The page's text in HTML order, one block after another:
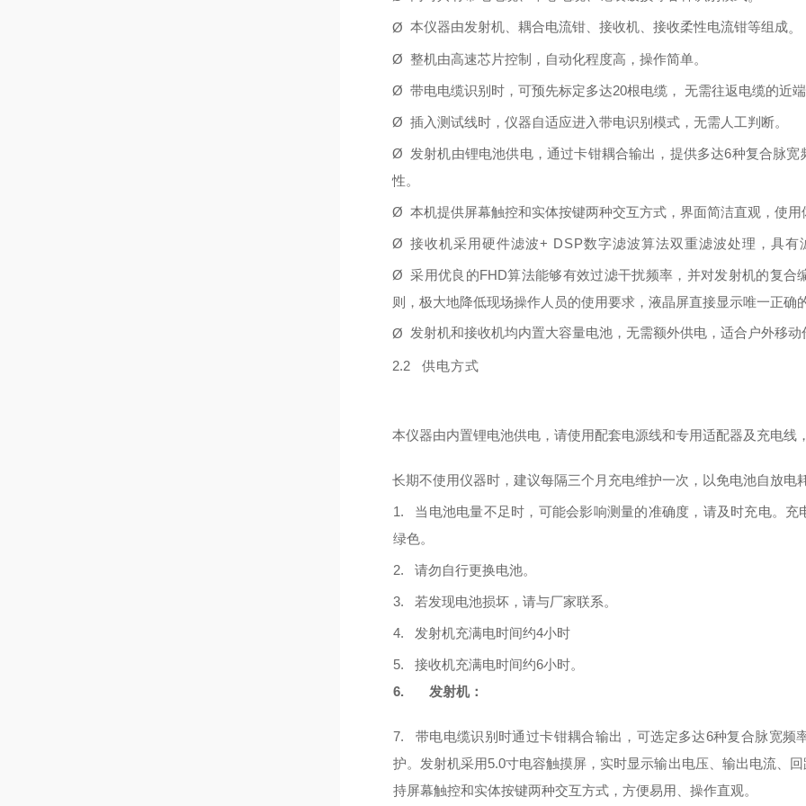
Ø 本仪器由发射机、耦合电流钳、接收机、接收柔性电流钳等组成。
Ø 整机由⾼速芯⽚控制，⾃动化程度⾼，操作简单。
Ø 带电电缆识别时，可预先标定多达20根电缆， ⽆需往返电缆的近
Ø 插⼊测试线时，仪器⾃适应进⼊带电识别模式，⽆需⼈⼯判断。
Ø 发射机由锂电池供电，通过卡钳耦合输出，提供多达6种复合脉
性。
Ø 本机提供屏幕触控和实体按键两种交互⽅式，界⾯简洁直观，使⽤
Ø 接收机采⽤硬件滤波+ DSP数字滤波算法双重滤波处理，具有
Ø 采⽤优良的FHD算法能够有效过滤⼲扰频率，并对发射机的复
则，极⼤地降低现场操作⼈员的使⽤要求，液晶屏直接显示唯⼀正确
Ø 发射机和接收机均内置⼤容量电池，⽆需额外供电，适合户外移动
2.2 供电⽅式
本仪器由内置锂电池供电，请使⽤配套电源线和专⽤适配器及充电线
⻓期不使⽤仪器时，建议每隔三个⽉充电维护⼀次，以免电池⾃放电
1.
当电池电量不⾜时，可能会影响测量的准确度，请及时充电。
绿⾊。
2. 请勿⾃⾏更换电池。
3. 若发现电池损坏，请与⼚家联系。
4. 发射机充满电时间约4⼩时
5.
接收机充满电时间约6⼩时。
6.
发射机：
7.
带电电缆识别时通过卡钳耦合输出，可选定多达6种复合脉宽
护。发射机采⽤5.0⼨电容触摸屏，实时显示输出电压、输出电流、
持屏幕触控和实体按键两种交互⽅式，⽅便易⽤、操作直观。